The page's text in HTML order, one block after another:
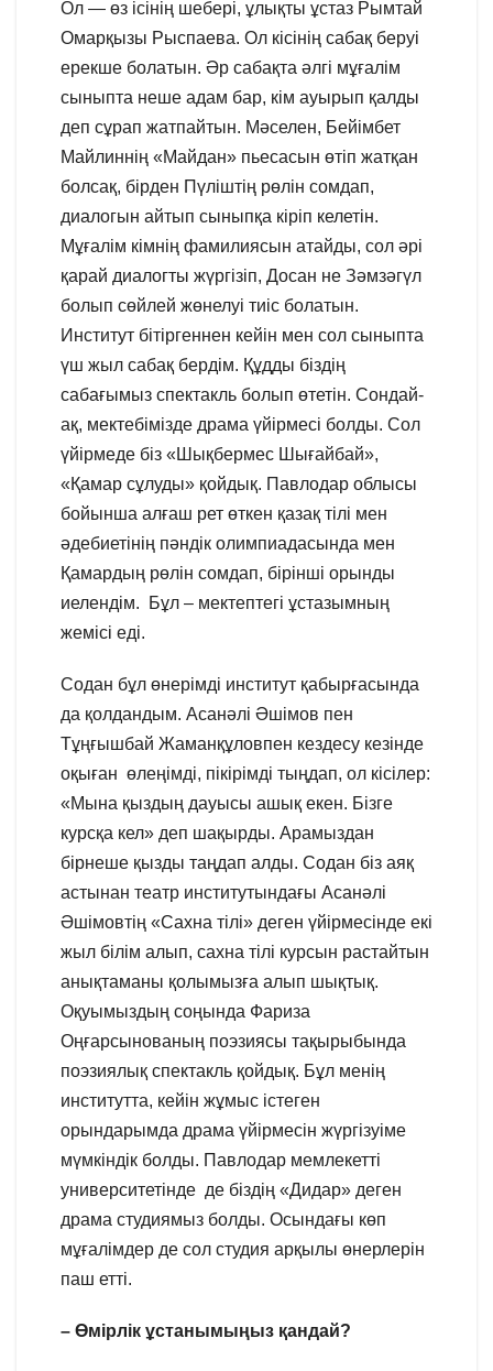
Ол — өз ісінің шебері, ұлықты ұстаз Рымтай
Омарқызы Рыспаева. Ол кісінің сабақ беруі
ерекше болатын. Әр сабақта әлгі мұғалім
сыныпта неше адам бар, кім ауырып қалды
деп сұрап жатпайтын. Мәселен, Бейімбет
Майлиннің «Майдан» пьесасын өтіп жатқан
болсақ, бірден Пүліштің рөлін сомдап,
диалогын айтып сыныпқа кіріп келетін.
Мұғалім кімнің фамилиясын атайды, сол әрі
қарай диалогты жүргізіп, Досан не Зәмзәгүл
болып сөйлей жөнелуі тиіс болатын.
Институт бітіргеннен кейін мен сол сыныпта
үш жыл сабақ бердім. Құдды біздің
сабағымыз спектакль болып өтетін. Сондай-
ақ, мектебімізде драма үйірмесі болды. Сол
үйірмеде біз «Шықбермес Шығайбай»,
«Қамар сұлуды» қойдық. Павлодар облысы
бойынша алғаш рет өткен қазақ тілі мен
әдебиетінің пәндік олимпиадасында мен
Қамардың рөлін сомдап, бірінші орынды
иелендім. Бұл – мектептегі ұстазымның
жемісі еді.
Содан бұл өнерімді институт қабырғасында
да қолдандым. Асанәлі Әшімов пен
Тұңғышбай Жаманқұловпен кездесу кезінде
оқыған өлеңімді, пікірімді тыңдап, ол кісілер:
«Мына қыздың дауысы ашық екен. Бізге
курсқа кел» деп шақырды. Арамыздан
бірнеше қызды таңдап алды. Содан біз аяқ
астынан театр институтындағы Асанәлі
Әшімовтің «Сахна тілі» деген үйірмесінде екі
жыл білім алып, сахна тілі курсын растайтын
анықтаманы қолымызға алып шықтық.
Оқуымыздың соңында Фариза
Оңғарсынованың поэзиясы тақырыбында
поэзиялық спектакль қойдық. Бұл менің
институтта, кейін жұмыс істеген
орындарымда драма үйірмесін жүргізуіме
мүмкіндік болды. Павлодар мемлекетті
университетінде де біздің «Дидар» деген
драма студиямыз болды. Осындағы көп
мұғалімдер де сол студия арқылы өнерлерін
паш етті.
– Өмірлік ұстанымыңыз қандай?